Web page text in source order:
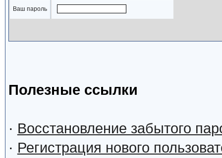
Ваш пароль
Полезные ссылки
· Восстановление забытого
· Регистрация нового